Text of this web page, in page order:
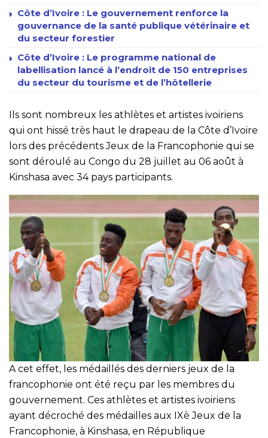
Côte d’Ivoire : Le gouvernement renforce la
gouvernance de la santé publique vétérinaire et
du secteur forestier
Côte d’Ivoire : Le programme national de
labellisation lancé à l’endroit de 150 entreprises
du secteur du tourisme et de l’hôtellerie
Ils sont nombreux les athlètes et artistes ivoiriens
qui ont hissé très haut le drapeau de la Côte d’Ivoire
lors des précédents Jeux de la Francophonie qui se
sont déroulé au Congo du 28 juillet au 06 août à
Kinshasa avec 34 pays participants.
A cet effet, les médaillés des derniers jeux de la
francophonie ont été reçu par les membres du
gouvernement. Ces athlètes et artistes ivoiriens
ayant décroché des médailles aux IXè Jeux de la
Francophonie, à Kinshasa, en République